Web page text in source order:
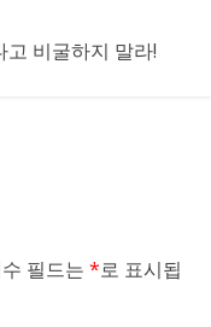
비굴하지 말라!
필드는 *로 표시됩